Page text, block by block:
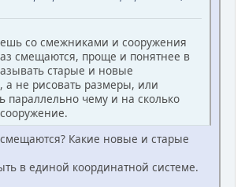
со смежниками и сооружения
смещаются, проще и понятнее в
старые и новые
а не рисовать размеры, или
параллельно чему и на сколько
Какие новые и старые
в единой координатной системе.